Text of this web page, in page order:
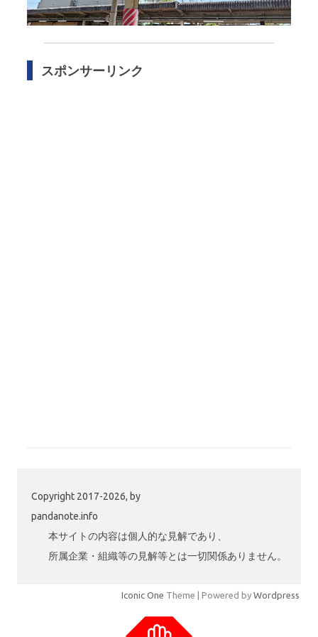
スポンサーリンク
Copyright 2017-2026, by
pandanote.info
本サイトの内容は個人的な見解であり、
所属企業・組織等の見解等とは一切関係ありません。
Iconic One Theme | Powered by Wordpress